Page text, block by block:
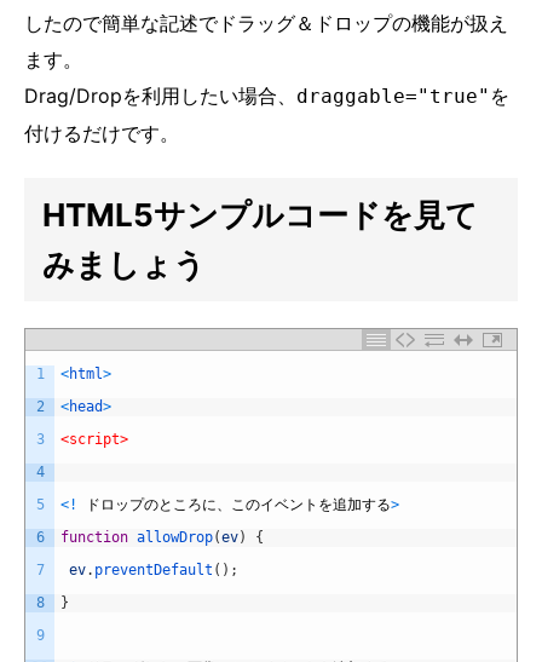
したので簡単な記述でドラッグ＆ドロップの機能が扱え
ます。
Drag/Dropを利用したい場合、 draggable="true" を
付けるだけです。
HTML5サンプルコードを見て
みましょう
1
2
3
4
5
6
7
8
9
<html>
<head>
<script>
< ! ドロップのところに、このイベントを追加する>
function allowDrop(ev)
{
ev. preventDefault ( ) ;
}